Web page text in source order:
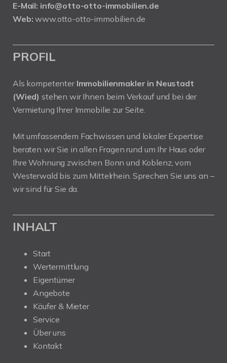
E-Mail: info@otto-otto-immobilien.de
Web: www.otto-otto-immobilien.de
PROFIL
Als kompetenter Immobilienmakler in Neustadt
(Wied) stehen wir Ihnen beim Verkauf und bei der
Vermietung Ihrer Immobilie zur Seite.
Mit umfassendem Fachwissen und lokaler Expertise
beraten wir Sie in allen Fragen rund um Ihr Haus oder
Ihre Wohnung zwischen Bonn und Koblenz, vom
Westerwald bis zum Mittelrhein. Sprechen Sie uns an –
wir sind für Sie da.
INHALT
Start
Wertermittlung
Eigentümer
Angebote
Käufer & Mieter
Service
Über uns
Kontakt